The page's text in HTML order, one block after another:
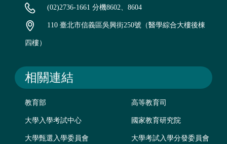
(02)2736-1661 分機8602、8604
110 臺北市信義區吳興街250號（醫學綜合大樓後棟
四樓）
相關連結
教育部 高等教育司
大學入學考試中心 國家教育研究院
大學甄選入學委員會 大學考試入學分發委員會